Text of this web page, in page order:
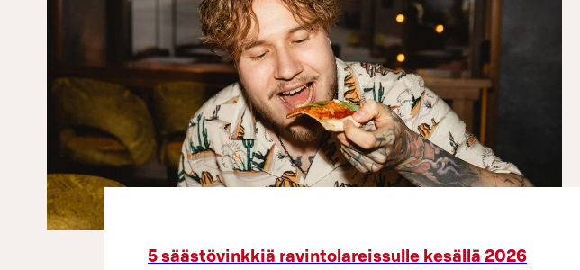
5 säästövinkkiä ravintolareissulle kesällä 2026